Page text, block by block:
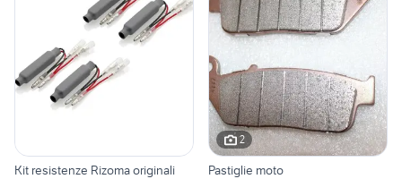
Kit resistenze Rizoma originali
2
Pastiglie moto